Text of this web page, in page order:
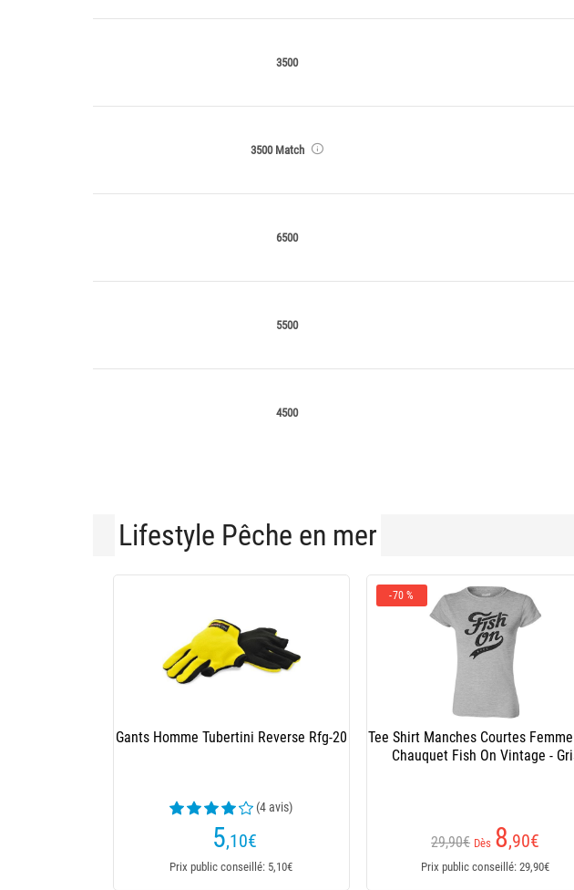
3500
3500 Match
6500
5500
4500
Lifestyle Pêche en mer
Gants Homme Tubertini Reverse Rfg-20
(4 avis)
5,10€
Prix public conseillé: 5,10€
-70 %
Tee Shirt Manches Courtes
Chauquet Fish On Vintage -
29,90€ Dès 8,90€
Prix public conseillé: 29,90€